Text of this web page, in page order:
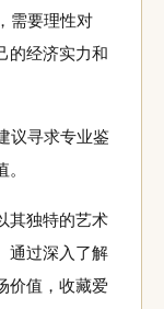
需要理性对
的经济实力和
议寻求专业鉴
其独特的艺术
通过深入了解
价值，收藏爱